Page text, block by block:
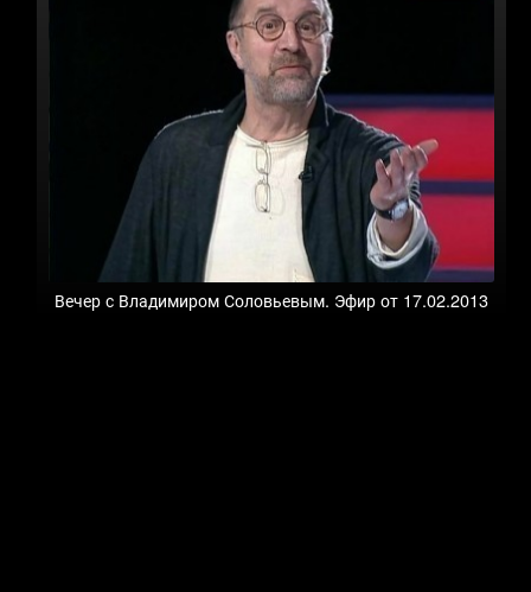
Вечер с Владимиром Соловьевым. Эфир от 17.02.2013